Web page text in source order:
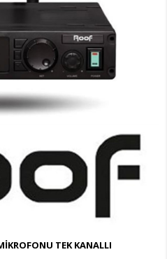
TEK KANALLI